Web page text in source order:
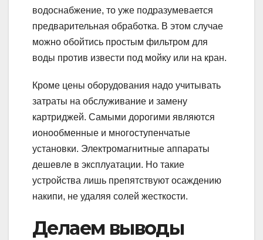
водоснабжение, то уже подразумевается
предварительная обработка. В этом случае
можно обойтись простым фильтром для
воды против извести под мойку или на кран.
Кроме цены оборудования надо учитывать
затраты на обслуживание и замену
картриджей. Самыми дорогими являются
ионообменные и многоступенчатые
установки. Электромагнитные аппараты
дешевле в эксплуатации. Но такие
устройства лишь препятствуют осаждению
накипи, не удаляя солей жесткости.
Делаем выводы